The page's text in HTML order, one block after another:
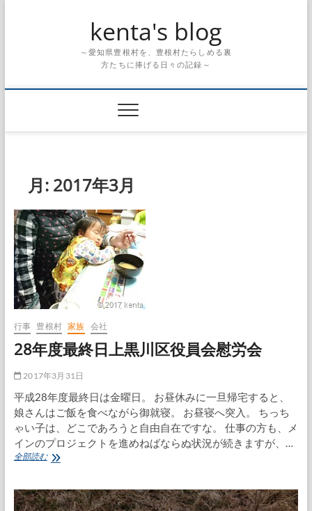
kenta's blog
～愛知県豊根村を、豊根村たらしめる裏
方たちに捧げる日々の記録～
月: 2017年3月
行事 豊根村 家族 会社
28年度最終日上黒川区役員会慰労会
2017年3月31日
平成28年度最終日は金曜日。 お昼休みに一旦帰宅すると、
娘さんはご飯を食べながら御就寝。 お昼寝へ突入。 ちっち
ゃい子は、どこであろうと自由自在ですな。 仕事の方も、メ
インのプロジェクトを進めねばならぬ状況が続きますが、…
全部読む28
最
終